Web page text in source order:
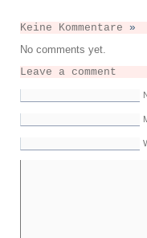
Keine Kommentare »
No comments yet.
Leave a comment